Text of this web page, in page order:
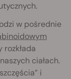
w pośrednie
rozkłada
ciałach.
i